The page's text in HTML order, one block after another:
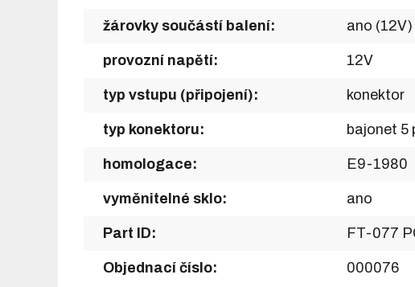
žárovky součástí balení: ano (12V)
provozní napětí: 12V
typ vstupu (připojení): konektor
typ konektoru: bajonet 5
homologace: E9-1980
vyměnitelné sklo: ano
Part ID: FT-077
Objednací číslo: 000076